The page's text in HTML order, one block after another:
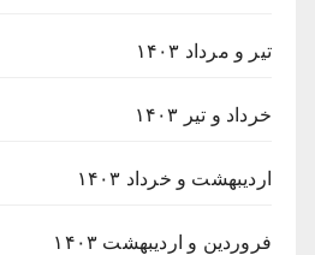
تیر و مرداد ۱۴۰۳
خرداد و تیر ۱۴۰۳
اردیبهشت و خرداد ۱۴۰۳
فروردین و اردیبهشت ۱۴۰۳